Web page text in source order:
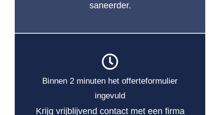
saneerder.
Binnen 2 minuten het offerteformulier
ingevuld
Krijg vrijblijvend contact met een firma